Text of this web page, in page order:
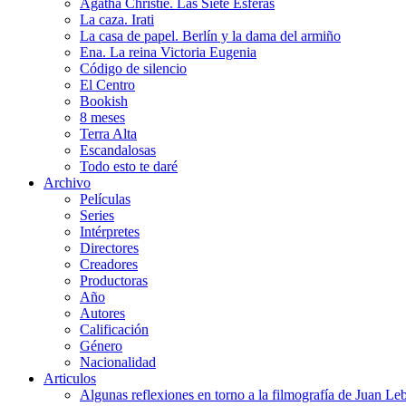
Agatha Christie. Las Siete Esferas
La caza. Irati
La casa de papel. Berlín y la dama del armiño
Ena. La reina Victoria Eugenia
Código de silencio
El Centro
Bookish
8 meses
Terra Alta
Escandalosas
Todo esto te daré
Archivo
Películas
Series
Intérpretes
Directores
Creadores
Productoras
Año
Autores
Calificación
Género
Nacionalidad
Articulos
Algunas reflexiones en torno a la filmografía de Juan